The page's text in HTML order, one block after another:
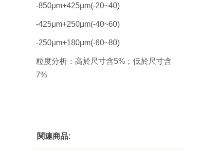
-850μm+425μm(-20~40)
-425μm+250μm(-40~60)
-250μm+180μm(-60~80)
粒度分析：高於尺寸含5%；低於尺寸含
7%
関連商品: